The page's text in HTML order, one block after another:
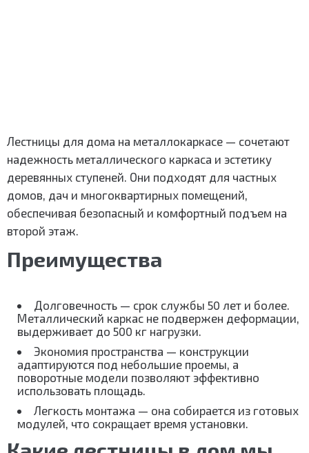
Лестницы для дома на металлокаркасе — сочетают
надежность металлического каркаса и эстетику
деревянных ступеней. Они подходят для частных
домов, дач и многоквартирных помещений,
обеспечивая безопасный и комфортный подъем на
второй этаж.
Преимущества
Долговечность — срок службы 50 лет и более.
Металлический каркас не подвержен деформации,
выдерживает до 500 кг нагрузки.
Экономия пространства — конструкции
адаптируются под небольшие проемы, а
поворотные модели позволяют эффективно
использовать площадь.
Легкость монтажа — она собирается из готовых
модулей, что сокращает время установки.